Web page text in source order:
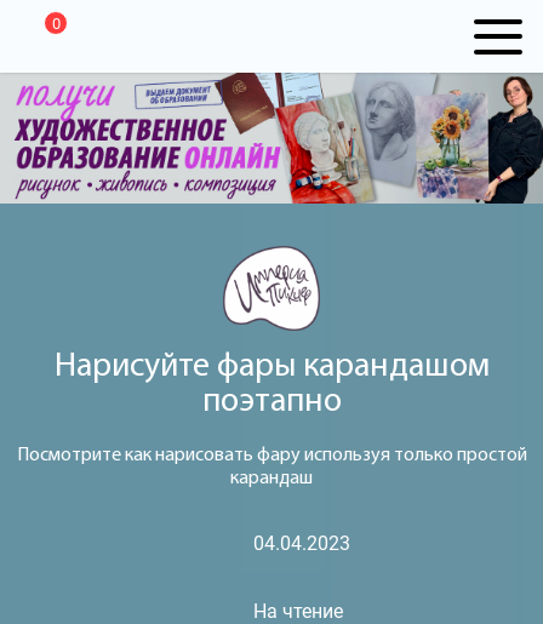
0
Нарисуйте фары карандашом
поэтапно
Посмотрите как нарисовать фару используя только простой
карандаш
04.04.2023
На чтение